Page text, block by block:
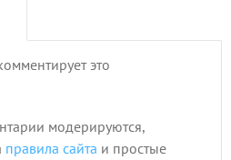
это
модерируются,
правила сайта и простые